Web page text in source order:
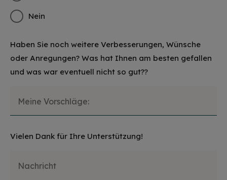
Nein
Haben Sie noch weitere Verbesserungen, Wünsche
oder Anregungen? Was hat Ihnen am besten gefallen
und was war eventuell nicht so gut??
Meine Vorschläge:
Vielen Dank für Ihre Unterstützung!
Nachricht